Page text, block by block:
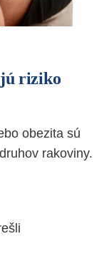
riziko
obezita sú
rakoviny.